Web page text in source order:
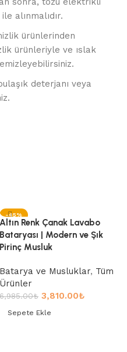
alınmalıdır.
ürünlerinden
ürünleriyle ve ıslak
deterjanı veya
-45%
Altın Renk Çanak Lavabo
Bataryası | Modern ve Şık
Pirinç Musluk
Batarya ve Musluklar, Tüm
Ürünler
6,985.00₺ 3,810.00₺
Sepete Ekle